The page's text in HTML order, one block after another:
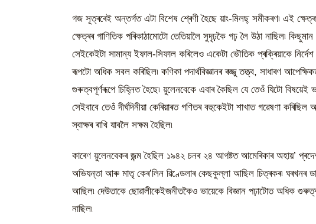
গজ সূত্ৰৰেই অন্তৰ্গত এটা বিশেষ শ্ৰেণী হৈছে য়াং-মিলছ্ সমীকৰণ৷ এই
ক্ষেত্ৰৰ গাণিতিক পৰিকাঠামোটো তেতিয়ালৈ সুদৃঢ়কৈ গঢ় লৈ উঠা নাছিল৷
সেইকেইটা সামান্য ইফাল-সিফাল কৰিলেও একেটা ভৌতিক প্ৰক্ৰিয়াকে
ৰূপটো অধিক সবল কৰিছিল৷ কণিকা পদাৰ্থবিজ্ঞানৰ ৰজ্জু তত্ত্ব, সাধাৰণ
গুৰুত্বপূৰ্ণৰূপে চিহ্নিত হৈছে৷ য়ুলেনবেকে এবাৰ কৈছিল যে তেওঁ যিটো
সেইবাবে তেওঁ দীৰ্ঘদিনীয়া কেৰিয়াৰত গণিতৰ বহুকেইটা শাখাত গৱেষণা
স্বাক্ষৰ ৰাখি যাবলৈ সক্ষম হৈছিল৷
কাৰেণ য়ুলেনবেকৰ জন্ম হৈছিল ১৯৪২ চনৰ ২৪ আগষ্টত আমেৰিকাৰ অহায়’
অভিযন্তা আৰু মাতৃ কেৰ’লিন ৱিণ্ডেলাৰ কেছকুল্লা আছিল চিত্ৰকৰ৷
আছিল৷ দেউতাকে ছোৱালীকেইজনীতকৈও ভায়েকে বিজ্ঞান পঢ়াটোত অধিক
নাছিল৷